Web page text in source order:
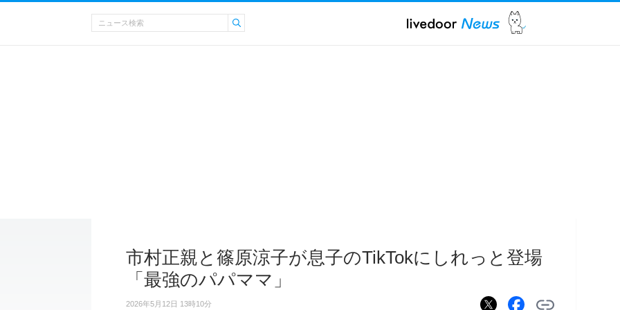
市村正親と篠原涼子が息子のTikTokにしれっと登場
「最強のパパママ」
2026年5月12日 13時10分